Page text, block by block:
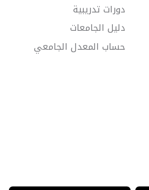
دورات تدريبية
دليل الجامعات
حساب المعدل الجامعي